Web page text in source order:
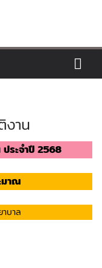
าน
ระจำปี 2568
มาณ
บาล